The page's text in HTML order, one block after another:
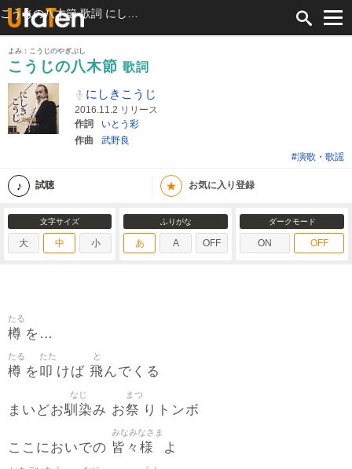
よみ：こうじのやぎぶし
こうじの八木節 歌詞
にしきこうじ
2016.11.2 リリース
作詞
いとう彩
作曲
武野良
#演歌・歌謡
試聴 ★ お気に入り登録
文字サイズ
大 中 小
ふりがな
あ A OFF
ダークモード
ON OFF
樽
たる
を…
樽
たる
を 叩
たた
けば 飛
と
んでくる
まいどお馴染
なじ
み お祭
まつ
りトンボ
ここにおいでの 皆々様
みなみなさま
よ